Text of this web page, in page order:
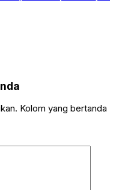
Kolom yang bertanda